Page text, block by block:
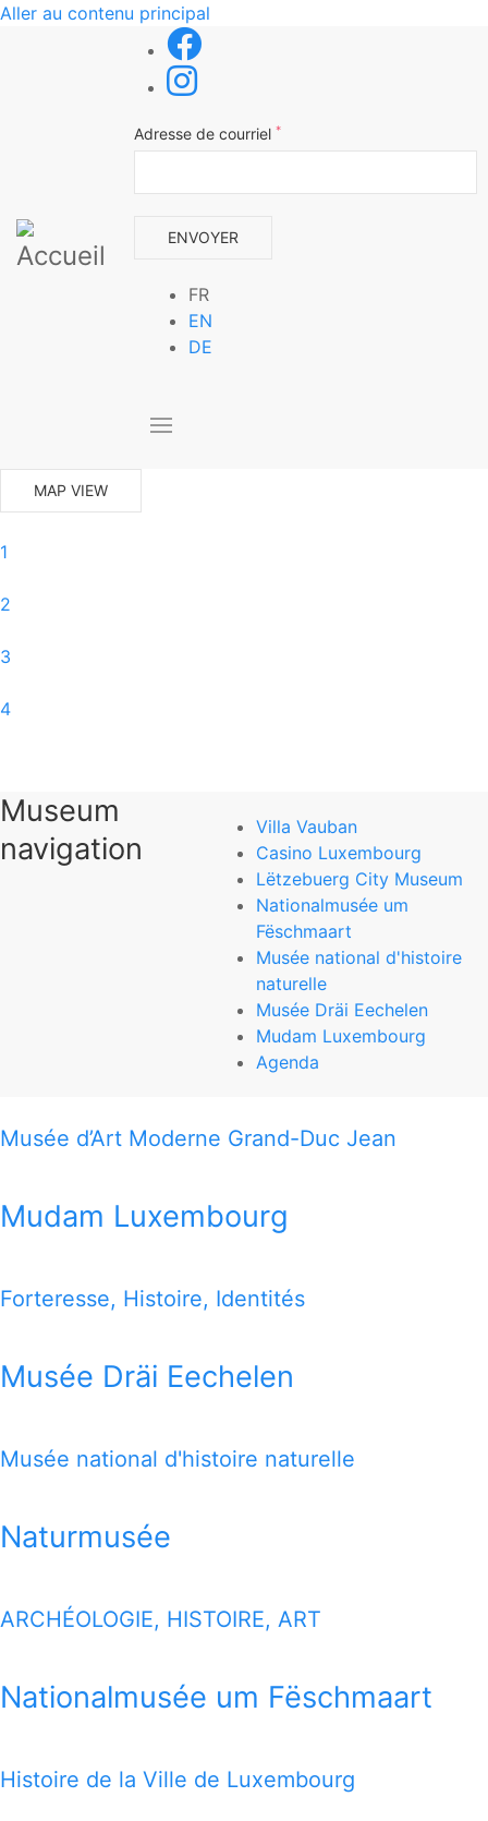
Aller au contenu principal
Adresse de courriel *
FR
EN
DE
MAP VIEW
1
2
3
4
6
0
Musée d’Art Moderne Grand-Duc Jean
Mudam Luxembourg
T (+352) 45 37 85-1
Museum
navigation
Villa Vauban
Casino Luxembourg
Lëtzebuerg City Museum
Nationalmusée um
Fëschmaart
Musée national d'histoire
naturelle
Musée Dräi Eechelen
Mudam Luxembourg
Agenda
Musée d’Art Moderne Grand-Duc Jean
Mudam Luxembourg
Forteresse, Histoire, Identités
Musée Dräi Eechelen
Musée national d'histoire naturelle
Naturmusée
ARCHÉOLOGIE, HISTOIRE, ART
Nationalmusée um Fëschmaart
Histoire de la Ville de Luxembourg